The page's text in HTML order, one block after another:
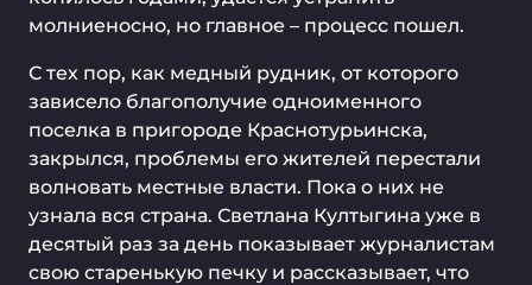
молниеносно, но главное – процесс пошел.
С тех пор, как медный рудник, от которого
зависело благополучие одноименного
поселка в пригороде Краснотурьинска,
закрылся, проблемы его жителей перестали
волновать местные власти. Пока о них не
узнала вся страна. Светлана Култыгина уже в
десятый раз за день показывает журналистам
свою старенькую печку и рассказывает, что